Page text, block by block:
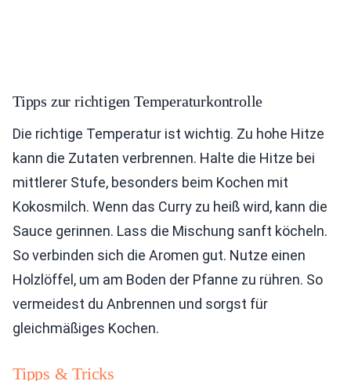
Tipps zur richtigen Temperaturkontrolle
Die richtige Temperatur ist wichtig. Zu hohe Hitze
kann die Zutaten verbrennen. Halte die Hitze bei
mittlerer Stufe, besonders beim Kochen mit
Kokosmilch. Wenn das Curry zu heiß wird, kann die
Sauce gerinnen. Lass die Mischung sanft köcheln.
So verbinden sich die Aromen gut. Nutze einen
Holzlöffel, um am Boden der Pfanne zu rühren. So
vermeidest du Anbrennen und sorgst für
gleichmäßiges Kochen.
Tipps & Tricks